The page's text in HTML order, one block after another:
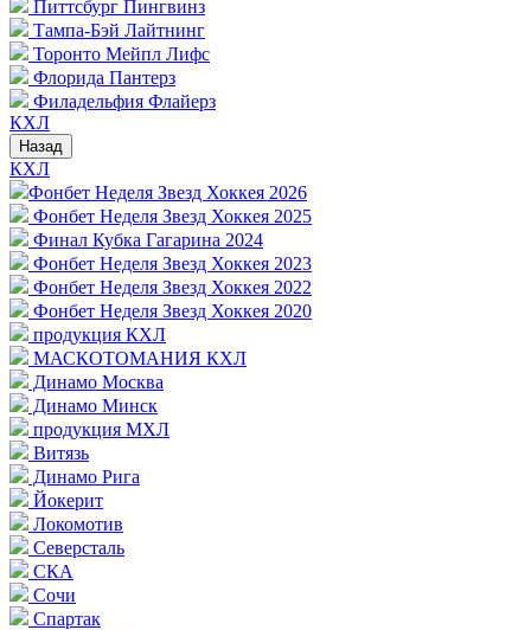
Питтсбург Пингвинз
Тампа-Бэй Лайтнинг
Торонто Мейпл Лифс
Флорида Пантерз
Филадельфия Флайерз
КХЛ
Назад
КХЛ
Фонбет Неделя Звезд Хоккея 2026
Фонбет Неделя Звезд Хоккея 2025
Финал Кубка Гагарина 2024
Фонбет Неделя Звезд Хоккея 2023
Фонбет Неделя Звезд Хоккея 2022
Фонбет Неделя Звезд Хоккея 2020
продукция КХЛ
МАСКОТОМАНИЯ КХЛ
Динамо Москва
Динамо Минск
продукция МХЛ
Витязь
Динамо Рига
Йокерит
Локомотив
Северсталь
СКА
Сочи
Спартак